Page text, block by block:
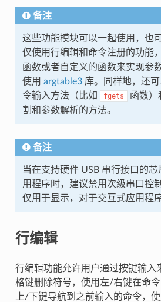
备注
这些功能模块可以一起使用，也
仅使用行编辑和命令注册的功能
函数或者自定义的函数来实现参
使用 argtable3库。同样地，还
令输入方法（比如
fgets
函数）
割和参数解析的方法。
备注
当在支持硬件 USB 串行接口的
用程序时，建议禁用次级串口控
仅用于显示，对于交互式应用程
行编辑
行编辑功能允许用户通过按键输入
格键删除符号，使用左/右键在命
上/下键导航到之前输入的命令，